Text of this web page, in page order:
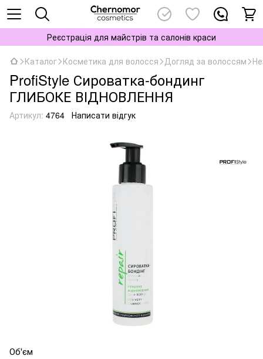
Реєстрація для майстрів та салонів краси
Каталог Косметика для волосся Догляд за волоссям
ProfiStyle Сироватка-бондинг
ГЛИБОКЕ ВІДНОВЛЕННЯ
Артикул: 4764 Написати відгук
Об'єм